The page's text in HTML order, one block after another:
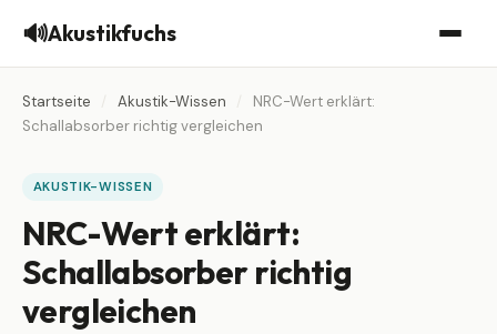
🔊Akustikfuchs
Startseite Akustik-Wissen
NRC-Wert erklärt:
Schallabsorber richtig vergleichen
AKUSTIK-WISSEN
NRC-Wert erklärt:
Schallabsorber richtig
vergleichen